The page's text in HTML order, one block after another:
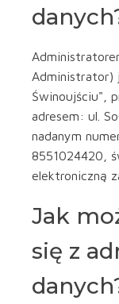
Administrator)
Świnoujściu",
adresem: ul.
nadanym
8551024420,
elektroniczną
Jak
się z